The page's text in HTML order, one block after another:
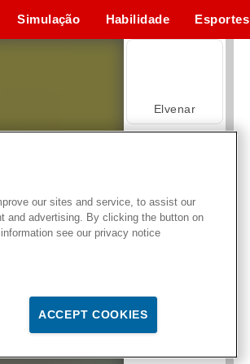
Simulação Habilidade Esportes
Elvenar
Hospital Surgeon Doctor Game
our sites and service, to assist our
and advertising. By clicking the button on
see our privacy notice
ACCEPT COOKIES